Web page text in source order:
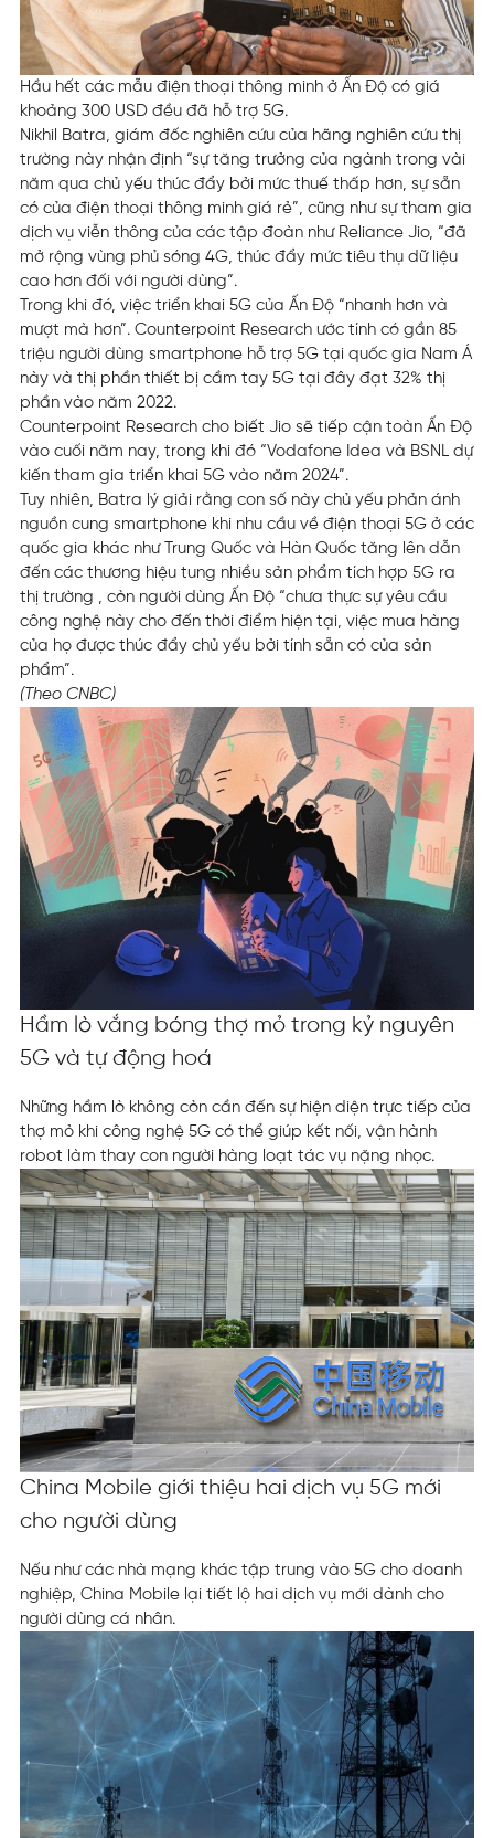
Hầu hết các mẫu điện thoại thông minh ở Ấn Độ có giá
khoảng 300 USD đều đã hỗ trợ 5G.
Nikhil Batra, giám đốc nghiên cứu của hãng nghiên cứu thị
trường này nhận định “sự tăng trưởng của ngành trong vài
năm qua chủ yếu thúc đẩy bởi mức thuế thấp hơn, sự sẵn
có của điện thoại thông minh giá rẻ”, cũng như sự tham gia
dịch vụ viễn thông của các tập đoàn như Reliance Jio, “đã
mở rộng vùng phủ sóng 4G, thúc đẩy mức tiêu thụ dữ liệu
cao hơn đối với người dùng”.
Trong khi đó, việc triển khai 5G của Ấn Độ “nhanh hơn và
mượt mà hơn”. Counterpoint Research ước tính có gần 85
triệu người dùng smartphone hỗ trợ 5G tại quốc gia Nam Á
này và thị phần thiết bị cầm tay 5G tại đây đạt 32% thị
phần vào năm 2022.
Counterpoint Research cho biết Jio sẽ tiếp cận toàn Ấn Độ
vào cuối năm nay, trong khi đó “Vodafone Idea và BSNL dự
kiến tham gia triển khai 5G vào năm 2024”.
Tuy nhiên, Batra lý giải rằng con số này chủ yếu phản ánh
nguồn cung smartphone khi nhu cầu về điện thoại 5G ở các
quốc gia khác như Trung Quốc và Hàn Quốc tăng lên dẫn
đến các thương hiệu tung nhiều sản phẩm tích hợp 5G ra
thị trường , còn người dùng Ấn Độ “chưa thực sự yêu cầu
công nghệ này cho đến thời điểm hiện tại, việc mua hàng
của họ được thúc đẩy chủ yếu bởi tính sẵn có của sản
phẩm”.
(Theo CNBC)
Hầm lò vắng bóng thợ mỏ trong kỷ nguyên
5G và tự động hoá
Những hầm lò không còn cần đến sự hiện diện trực tiếp của
thợ mỏ khi công nghệ 5G có thể giúp kết nối, vận hành
robot làm thay con người hàng loạt tác vụ nặng nhọc.
China Mobile giới thiệu hai dịch vụ 5G mới
cho người dùng
Nếu như các nhà mạng khác tập trung vào 5G cho doanh
nghiệp, China Mobile lại tiết lộ hai dịch vụ mới dành cho
người dùng cá nhân.